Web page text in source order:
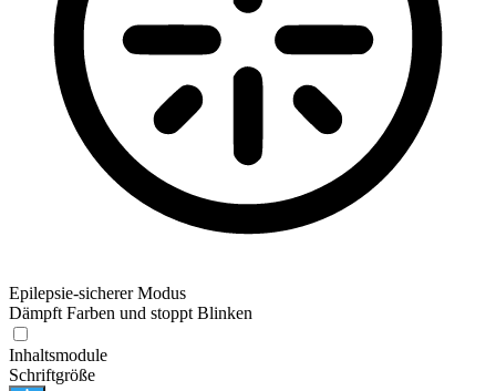
Epilepsie-sicherer Modus
Dämpft Farben und stoppt Blinken
Inhaltsmodule
Schriftgröße